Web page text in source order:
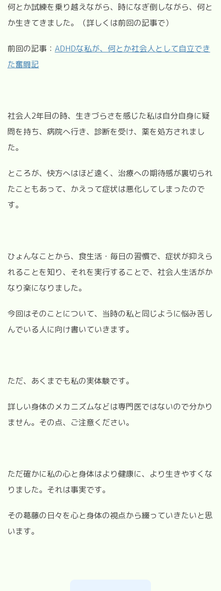
何とか試練を乗り越えながら、時になぎ倒しながら、何と
か生きてきました。（詳しくは前回の記事で）
前回の記事： ADHDな私が、何とか社会人として自立でき
た奮闘記
社会人2年目の時、生きづらさを感じた私は自分自身に疑
問を持ち、病院へ行き、診断を受け、薬を処方されまし
た。
ところが、快方へはほど遠く、治療への期待感が裏切られ
たこともあって、かえって症状は悪化してしまったので
す。
ひょんなことから、食生活・毎日の習慣で、症状が抑えら
れることを知り、それを実行することで、社会人生活がか
なり楽になりました。
今回はそのことについて、当時の私と同じように悩み苦し
んでいる人に向け書いていきます。
ただ、あくまでも私の実体験です。
詳しい身体のメカニズムなどは専門医ではないので分かり
ません。その点、ご注意ください。
ただ確かに私の心と身体はより健康に、より生きやすくな
りました。それは事実です。
その葛藤の日々を心と身体の視点から綴っていきたいと思
います。